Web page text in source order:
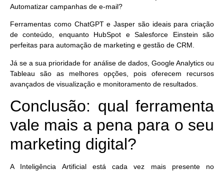
Automatizar campanhas de e-mail?
Ferramentas como ChatGPTe Jasper são ideais para criação
de conteúdo, enquanto HubSpot eSalesforce Einstein são
perfeitas para automação de marketing e gestão de CRM.
Já se a sua prioridade for análise de dados, Google Analyticsou
Tableau são as melhores opções, pois oferecem recursos
avançados de visualização e monitoramento de resultados.
Conclusão: qual ferramenta
vale mais a pena para o seu
marketing digital?
A Inteligência Artificial está cada vez mais presente no